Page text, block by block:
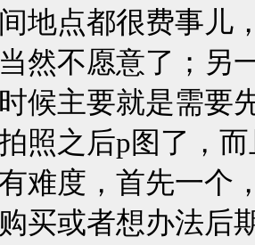
地点都很费事儿
然不愿意了；另
候主要就是需要
照之后p图了，
难度，首先一个
买或者想办法后